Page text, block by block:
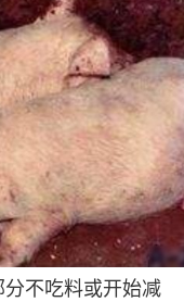
不吃料或开始减